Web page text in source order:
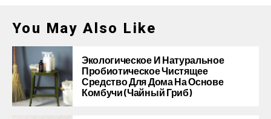
You May Also Like
Экологическое И Натуральное
Пробиотическое Чистящее
Средство Для Дома На Основе
Комбучи (чайный Гриб)